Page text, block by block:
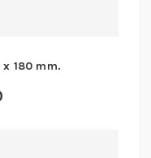
180 mm.